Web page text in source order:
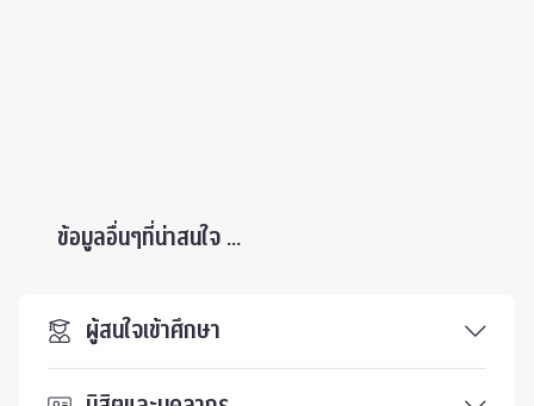
ข้อมูลอื่นๆที่น่าสนใจ ...
ผู้สนใจเข้าศึกษา